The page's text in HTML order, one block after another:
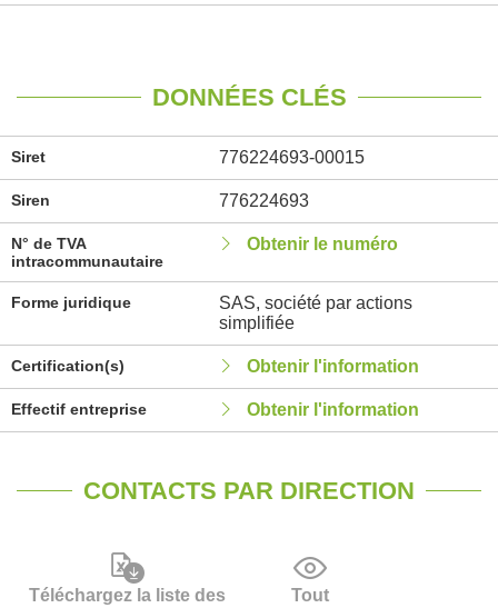
DONNÉES CLÉS
Siret 776224693-00015
Siren 776224693
N° de TVA
intracommunautaire
Obtenir le numéro
Forme juridique
SAS, société par actions
simplifiée
Certification(s) Obtenir l'information
Effectif entreprise Obtenir l'information
CONTACTS PAR DIRECTION
Téléchargez la liste des
Tout